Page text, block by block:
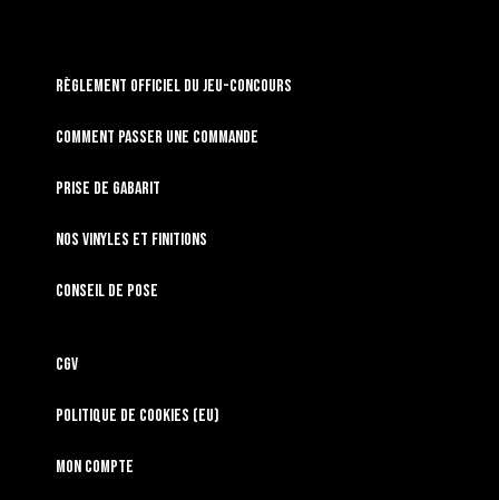
RÈGLEMENT OFFICIEL DU JEU-CONCOURS
Comment passer une commande
Prise de gabarit
Nos vinyles et finitions
Conseil de pose
CGV
Politique de cookies (EU)
Mon compte